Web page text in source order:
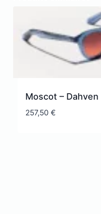
Moscot – Dahven
257,50 €